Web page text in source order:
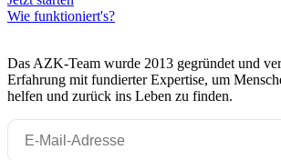
Wie funktioniert's?
Das AZK-Team wurde 2013 gegründet und
Erfahrung mit fundierter Expertise, um
helfen und zurück ins Leben zu finden.